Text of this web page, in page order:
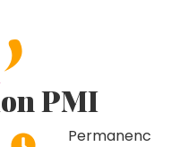
PMI
Permanenc